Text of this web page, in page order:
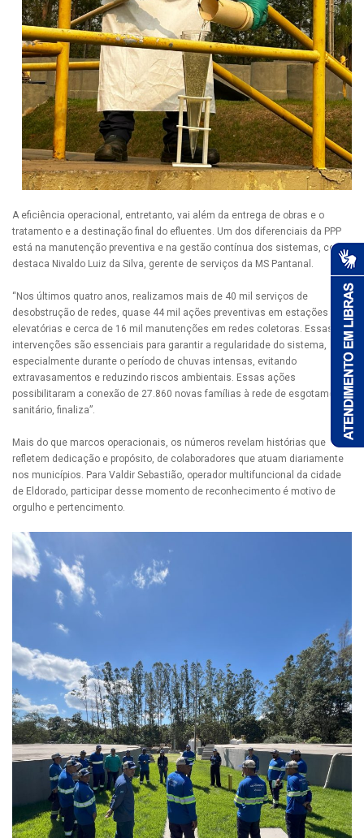
A eficiência operacional, entretanto, vai além da entrega de obras e o
tratamento e a destinação final do efluentes. Um dos diferenciais da PPP
está na manutenção preventiva e na gestão contínua dos sistemas, como
destaca Nivaldo Luiz da Silva, gerente de serviços da MS Pantanal.
“Nos últimos quatro anos, realizamos mais de 40 mil serviços de
desobstrução de redes, quase 44 mil ações preventivas em estações
elevatórias e cerca de 16 mil manutenções em redes coletoras. Essas
intervenções são essenciais para garantir a regularidade do sistema,
especialmente durante o período de chuvas intensas, evitando
extravasamentos e reduzindo riscos ambientais. Essas ações
possibilitaram a conexão de 27.860 novas famílias à rede de esgotamento
sanitário, finaliza”.
Mais do que marcos operacionais, os números revelam histórias que
refletem dedicação e propósito, de colaboradores que atuam diariamente
nos municípios. Para Valdir Sebastião, operador multifuncional da cidade
de Eldorado, participar desse momento de reconhecimento é motivo de
orgulho e pertencimento.